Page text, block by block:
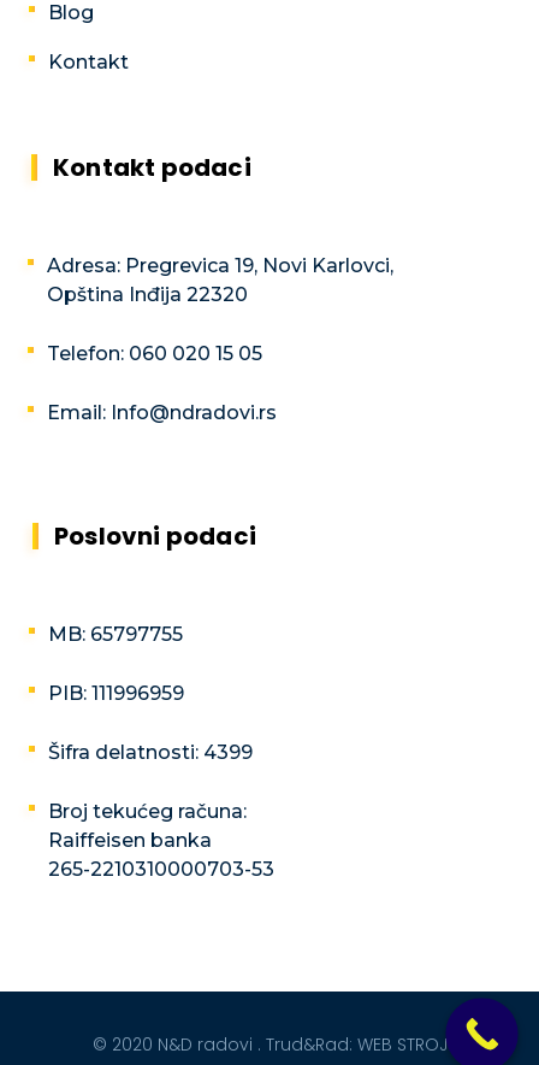
Blog
Kontakt
Kontakt podaci
Adresa: Pregrevica 19, Novi Karlovci,
Opština Inđija 22320
Telefon: 060 020 15 05
Email: Info@ndradovi.rs
Poslovni podaci
MB: 65797755
PIB: 111996959
Šifra delatnosti: 4399
Broj tekućeg računa:
Raiffeisen banka
265-2210310000703-53
© 2020 N&D radovi . Trud&Rad: WEB STROJ